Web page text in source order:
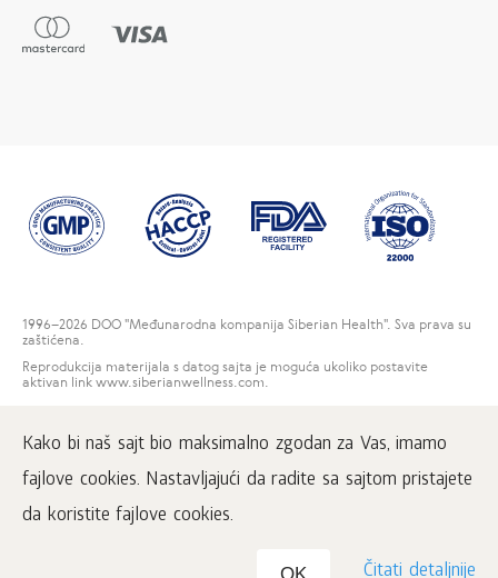
Kako bi naš sajt bio maksimalno zgodan za Vas, imamo
fajlove cookies. Nastavljajući da radite sa sajtom pristajete
da koristite fajlove cookies.
Čitati detaljnije
1996–2026 DOO "Međunarodna kompanija Siberian Health". Sva prava su
zaštićena.
Reprodukcija materijala s datog sajta je moguća ukoliko postavite
aktivan link www.siberianwellness.com.
Korisnički ugovor
Politika privatnosti